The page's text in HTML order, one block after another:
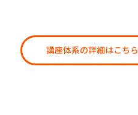
講座体系の詳細はこちら